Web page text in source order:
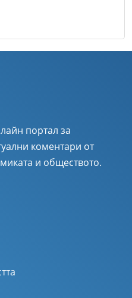
портал за
коментари от
и обществото.